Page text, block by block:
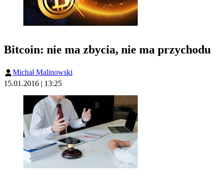
Bitcoin: nie ma zbycia, nie ma przychodu
Michał Malinowski
15.01.2016 | 13:25